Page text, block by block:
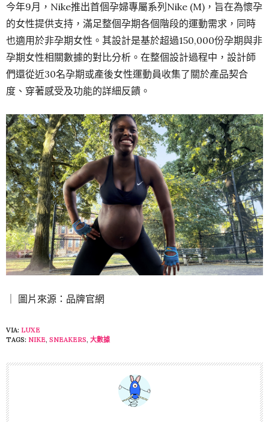
今年9月，Nike推出首個孕婦專屬系列Nike (M)，旨在為懷孕
的女性提供支持，滿足整個孕期各個階段的運動需求，同時
也適用於非孕期女性。其設計是基於超過150,000份孕期與非
孕期女性相關數據的對比分析。在整個設計過程中，設計師
們還從近30名孕期或產後女性運動員收集了關於產品契合
度、穿著感受及功能的詳細反饋。
｜ 圖片來源：品牌官網
VIA: LUXE
TAGS: NIKE, SNEAKERS, 大數據